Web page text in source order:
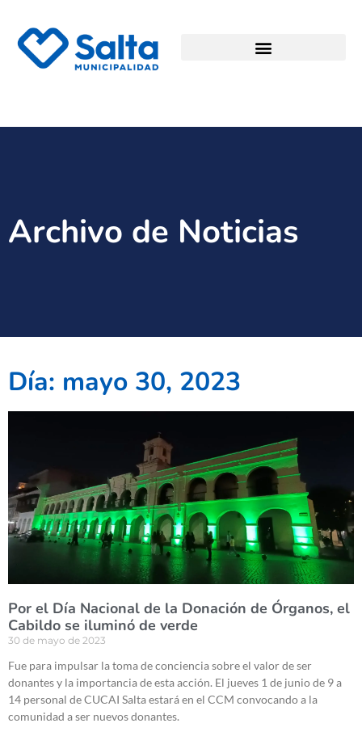
Archivo de Noticias
Día: mayo 30, 2023
Por el Día Nacional de la Donación de Órganos, el
Cabildo se iluminó de verde
30 de mayo de 2023
Fue para impulsar la toma de conciencia sobre el valor de ser
donantes y la importancia de esta acción. El jueves 1 de junio de 9 a
14 personal de CUCAI Salta estará en el CCM convocando a la
comunidad a ser nuevos donantes.